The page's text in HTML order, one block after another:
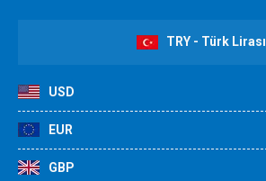
TRY - Türk Lirası
USD
EUR
GBP